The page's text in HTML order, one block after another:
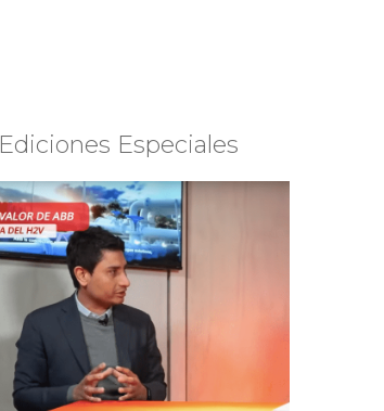
Ediciones Especiales